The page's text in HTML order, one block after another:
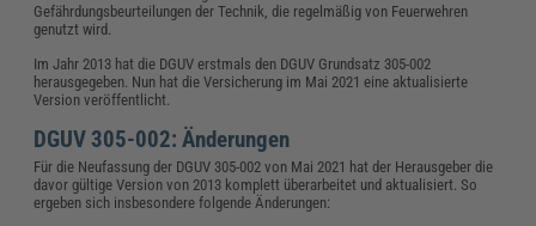
Gefährdungsbeurteilungen der Technik, die regelmäßig von Feuerwehren
genutzt wird.
Im Jahr 2013 hat die DGUV erstmals den DGUV Grundsatz 305-002
herausgegeben. Nun hat die Versicherung im Mai 2021 eine aktualisierte
Version veröffentlicht.
DGUV 305-002: Änderungen
Für die Neufassung der DGUV 305-002 von Mai 2021 hat der Herausgeber die
davor gültige Version von 2013 komplett überarbeitet und aktualisiert. So
ergeben sich insbesondere folgende Änderungen: